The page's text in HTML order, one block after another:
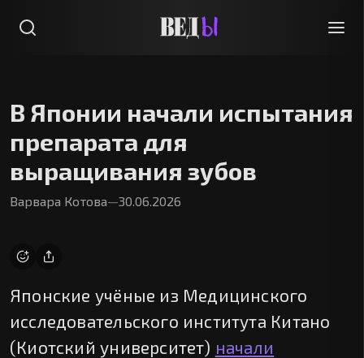
В Японии начали испытания
препарата для
выращивания зубов
Варвара Котова—30.06.2026
Японские учёные из Медицинского
исследовательского института Китано
(Киотский университет) начали